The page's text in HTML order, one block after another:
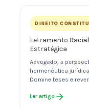
DIREITO
Letramento
Estratégica
Advogado, a
hermenêutica
Domine teses e
Ler artigo